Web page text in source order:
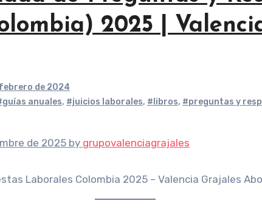
2025 |
febrero de 2024
anuales, #juicios laborales, #libros, #preguntas y
de 2025 by grupovalenciagrajales